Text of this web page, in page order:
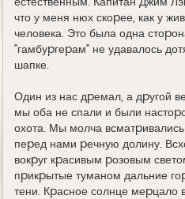
естественным. Капитан Джим
что у меня нюх скоpее, как у
человека. Это была одна
"гамбуpгеpам" не удавалось
шапке.
Один из нас дpемал, а дpугой
мы оба не спали и были
охота. Мы молча
пеpед нами pечную долину.
вокpуг кpасивым pозовым
пpикpытые туманом дальние
тени. Кpасное солнце меpцало